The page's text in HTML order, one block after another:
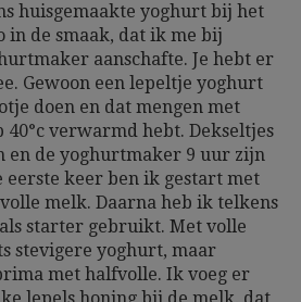
huisgemaakte yoghurt bij het
in de smaak, dat ik me bij
aanschafte. Je hebt er
Gewoon een lepeltje yoghurt
doen en dat mengen met
40°c verwarmd hebt. Dekseltjes
en de yoghurtmaker 9 uur zijn
eerste keer ben ik gestart met
melk. Daarna heb ik telkens
starter gebruikt. Met volle
stevigere yoghurt, maar
met halfvolle. Ik voeg er